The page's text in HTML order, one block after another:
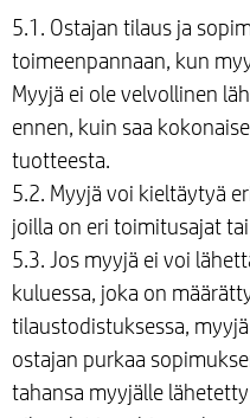
5.1. Ostajan tilaus ja
toimeenpannaan, kun
Myyjä ei ole velvollinen
ennen, kuin saa
tuotteesta.
5.2. Myyjä voi kieltäytyä
joilla on eri toimitusajat
5.3. Jos myyjä ei voi
kuluessa, joka on
tilaustodistuksessa,
ostajan purkaa
tahansa myyjälle